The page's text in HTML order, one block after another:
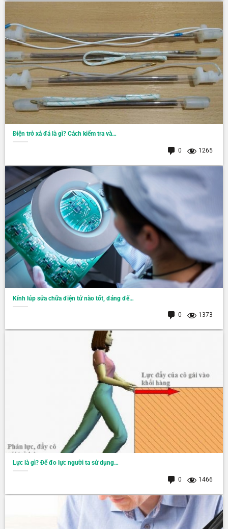
Điện trở xả đá là gì? Cách kiểm tra và…
0 1265
Kính lúp sửa chữa điện tử nào tốt, đáng để…
0 1373
Lực là gì? Để đo lực người ta sử dụng…
0 1466